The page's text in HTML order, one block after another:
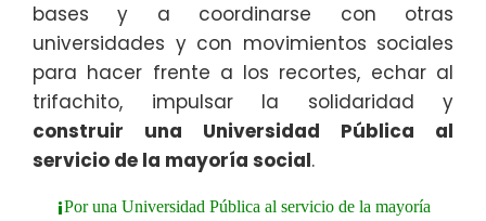
bases y a coordinarse con otras
universidades y con movimientos sociales
para hacer frente a los recortes, echar al
trifachito, impulsar la solidaridad y
construir una Universidad Pública al
servicio de la mayoría social.
¡Por una Universidad Pública al servicio de la mayoría